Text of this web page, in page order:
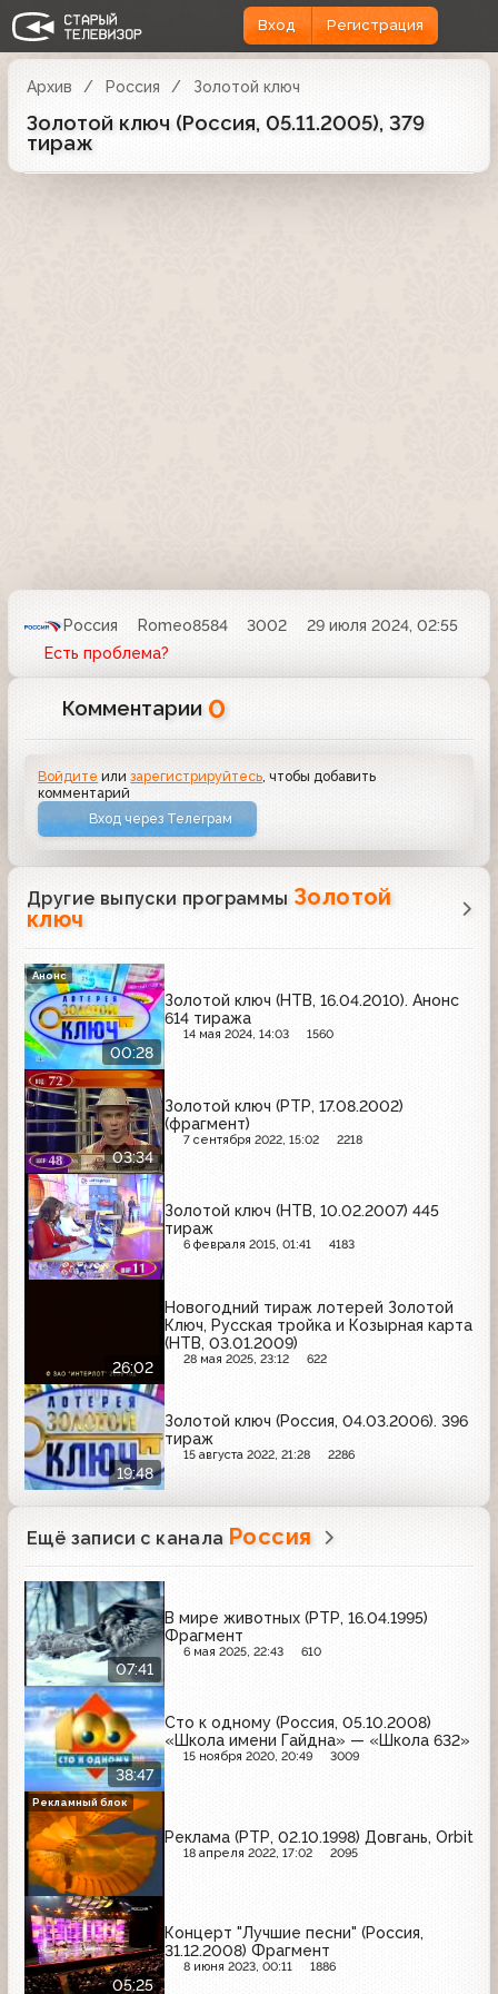
Вход Регистрация
Архив Россия Золотой ключ
Золотой ключ (Россия, 05.11.2005), 379
тираж
Россия Romeo8584 3002
29 июля 2024, 02:55
Есть проблема?
Комментарии 0
Войдите илизарегистрируйтесь , чтобы добавить
комментарий
Вход через Телеграм
Другие выпуски программы Золотой
ключ
00:28
Золотой ключ (НТВ, 16.04.2010). Анонс
614 тиража
14 мая 2024, 14:03 1560
Анонс
03:34
Золотой ключ (РТР, 17.08.2002)
(фрагмент)
7 сентября 2022, 15:02 2218
Золотой ключ (НТВ, 10.02.2007) 445
тираж
6 февраля 2015, 01:41 4183
26:02
Новогодний тираж лотерей Золотой
Ключ, Русская тройка и Козырная карта
(НТВ, 03.01.2009)
28 мая 2025, 23:12 622
19:48
Золотой ключ (Россия, 04.03.2006). 396
тираж
15 августа 2022, 21:28 2286
Ещё записи с канала Россия
07:41
В мире животных (РТР, 16.04.1995)
Фрагмент
6 мая 2025, 22:43 610
38:47
Сто к одному (Россия, 05.10.2008)
«Школа имени Гайдна» — «Школа 632»
15 ноября 2020, 20:49 3009
Реклама (РТР, 02.10.1998) Довгань, Orbit
18 апреля 2022, 17:02 2095
Рекламный блок
05:25
Концерт "Лучшие песни" (Россия,
31.12.2008) Фрагмент
8 июня 2023, 00:11 1886